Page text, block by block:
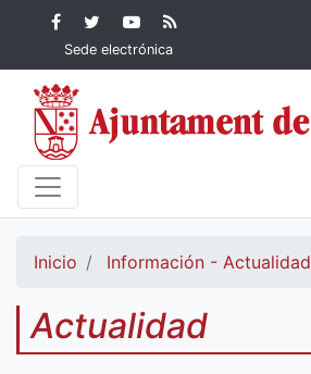
Contenido principalFacebook
Ayuntamiento de
Dénia
Ayuntamiento
de Dénia
YouTube
Ayuntamiento
de Dénia
Ayuntamiento
Sede electrónica
Inicio Información - Actualidad
Actualidad